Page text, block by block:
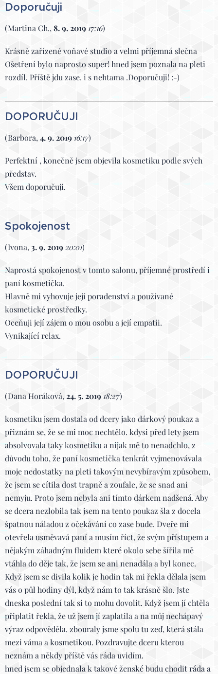
Doporučuji
(Martina Ch.,8. 9. 2019 17:16)
Krásně zařízené voňavé studio a velmi příjemná slečna
Ošetření bylo naprosto super! hned jsem poznala na pleti
rozdíl. Příště jdu zase. i s nehtama .Doporučuji! :-)
DOPORUČUJI
(Barbora,4. 9. 2019 16:17)
Perfektní , konečně jsem objevila kosmetiku podle svých
představ.
Všem doporučuji.
Spokojenost
(Ivona,3. 9. 201920:01)
Naprostá spokojenost v tomto salonu, příjemné prostředí i
paní kosmetička.
Hlavně mi vyhovuje její poradenství a používané
kosmetické prostředky.
Oceňuji její zájem o mou osobu a její empatii.
Vynikající relax.
DOPORUČUJI
(Dana Horáková,24. 5. 2019 18:27)
kosmetiku jsem dostala od dcery jako dárkový poukaz a
přiznám se, že se mi moc nechtělo. kdysi před lety jsem
absolvovala taky kosmetiku a nijak mě to nenadchlo, z
důvodu toho, že paní kosmetička tenkrát vyjmenovávala
moje nedostatky na pleti takovým nevybíravým způsobem,
že jsem se cítila dost trapně a zoufale, že se snad ani
nemyju. Proto jsem nebyla ani tímto dárkem nadšená. Aby
se dcera nezlobila tak jsem na tento poukaz šla z docela
špatnou náladou z očekávání co zase bude. Dveře mi
otevřela usměvavá paní a musím říct, že svým přístupem a
nějakým záhadným fluidem které okolo sebe šířila mě
vtáhla do děje tak, že jsem se ani nenadála a byl konec.
Když jsem se divila kolik je hodin tak mi řekla dělala jsem
vás o půl hodiny dýl, když nám to tak krásně šlo. Jste
dneska poslední tak si to mohu dovolit. Když jsem jí chtěla
připlatit řekla, že už jsem jí zaplatila a na můj nechápavý
výraz odpověděla. zbouraly jsme spolu tu zeď, která stála
mezi váma a kosmetikou. Pozdravujte dceru kterou
neznám a někdy příště vás ráda uvidím.
hned jsem se objednala k takové ženské budu chodit ráda a